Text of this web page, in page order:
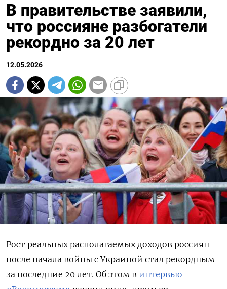
В правительстве заявили,
что россияне разбогатели
рекордно за 20 лет
12.05.2026
Рост реальных располагаемых доходов россиян
после начала войны с Украиной стал рекордным
за последние 20 лет. Об этом в интервью